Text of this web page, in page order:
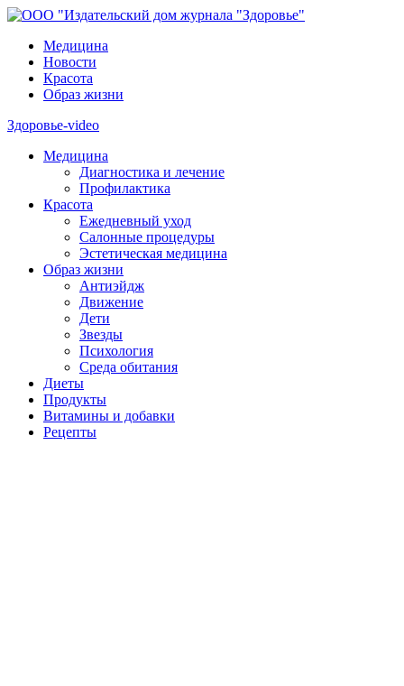
Медицина
Новости
Красота
Образ жизни
Здоровье-video
Медицина
Диагностика и лечение
Профилактика
Красота
Ежедневный уход
Салонные процедуры
Эстетическая медицина
Образ жизни
Антиэйдж
Движение
Дети
Звезды
Психология
Среда обитания
Диеты
Продукты
Витамины и добавки
Рецепты